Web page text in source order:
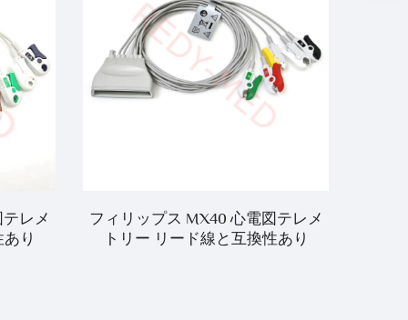
レメ
り
フィリップス MX40 心電図テレメ
トリー リード線と互換性あり